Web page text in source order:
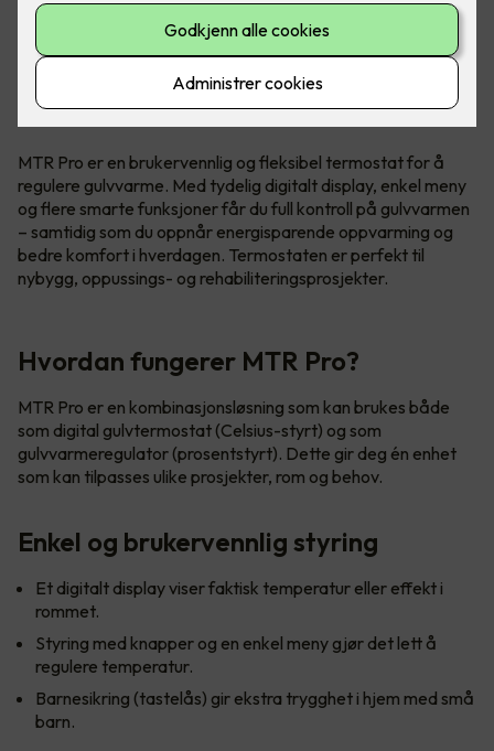
Hva er MTR Pro?
MTR Pro er en brukervennlig og fleksibel termostat for å
regulere gulvvarme. Med tydelig digitalt display, enkel meny
og flere smarte funksjoner får du full kontroll på gulvvarmen
– samtidig som du oppnår energisparende oppvarming og
bedre komfort i hverdagen. Termostaten er perfekt til
nybygg, oppussings- og rehabiliteringsprosjekter.
Hvordan fungerer MTR Pro?
MTR Pro er en kombinasjonsløsning som kan brukes både
som digital gulvtermostat (Celsius-styrt) og som
gulvvarmeregulator (prosentstyrt). Dette gir deg én enhet
som kan tilpasses ulike prosjekter, rom og behov.
Enkel og brukervennlig styring
Et digitalt display viser faktisk temperatur eller effekt i
rommet.
Styring med knapper og en enkel meny gjør det lett å
regulere temperatur.
Barnesikring (tastelås) gir ekstra trygghet i hjem med små
barn.